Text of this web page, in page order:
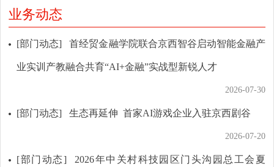
业务动态
[部门动态] 首经贸金融学院联合京西智谷启动智能金融产
业实训产教融合共育“AI+金融”实战型新锐人才
2026-07-30
[部门动态] 生态再延伸 首家AI游戏企业入驻京西剧谷
2026-07-20
[部门动态] 2026年中关村科技园区门头沟园总工会夏